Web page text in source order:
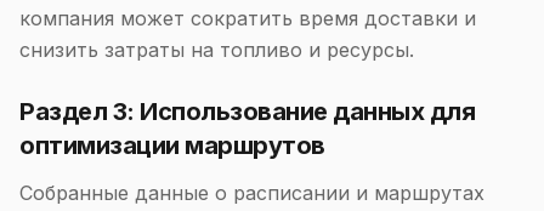
компания может сократить время доставки и
снизить затраты на топливо и ресурсы.
Раздел 3: Использование данных для
оптимизации маршрутов
Собранные данные о расписании и маршрутах